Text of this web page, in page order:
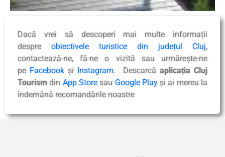
Dacă vrei să descoperi mai multe informații
despre obiectivele turistice din județul Cluj,
contactează-ne, fă-ne o vizită sau urmărește-ne
pe Facebook și Instagram. Descarcă aplicația Cluj
Tourism din App Storesau Google Playși ai mereu la
îndemână recomandările noastre